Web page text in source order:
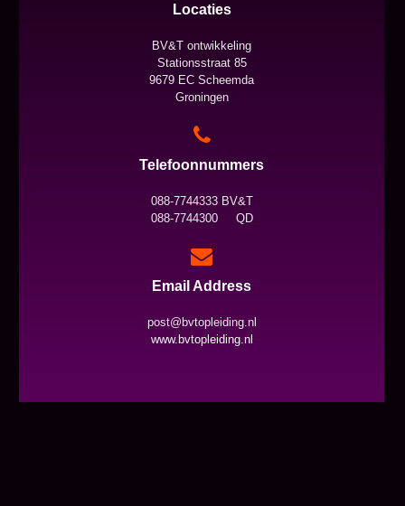
Locaties
BV&T ontwikkeling
Stationsstraat 85
9679 EC Scheemda
Groningen
Telefoonnummers
088-7744333 BV&T
088-7744300 QD
Email Address
post@bvtopleiding.nl
www.bvtopleiding.nl